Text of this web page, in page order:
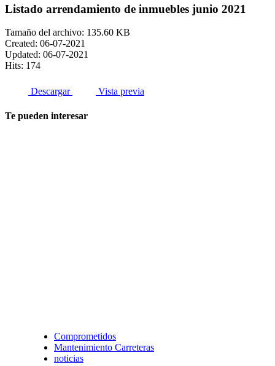
Listado arrendamiento de inmuebles junio 2021
Tamaño del archivo: 135.60 KB
Created: 06-07-2021
Updated: 06-07-2021
Hits: 174
Descargar Vista previa
Te pueden interesar
Comprometidos
Mantenimiento Carreteras
noticias